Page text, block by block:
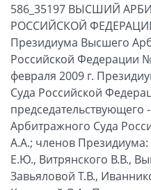
586_35197 ВЫСШИЙ
РОССИЙСКОЙ
Президиума Высшего
Российской Федерации
февраля 2009 г.
Суда Российской
председательствующего
Арбитражного Суда
А.А.; членов
Е.Ю., Витрянского В.В.,
Завьяловой Т.В.,